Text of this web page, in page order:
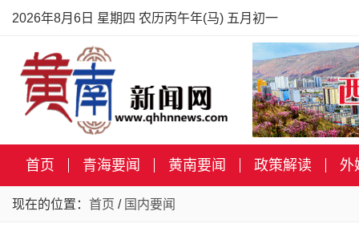
2026年8月6日 星期四 农历丙午年(马) 五月初一
首页 青海要闻 黄南要闻 政策解读 外
现在的位置： 首页 / 国内要闻